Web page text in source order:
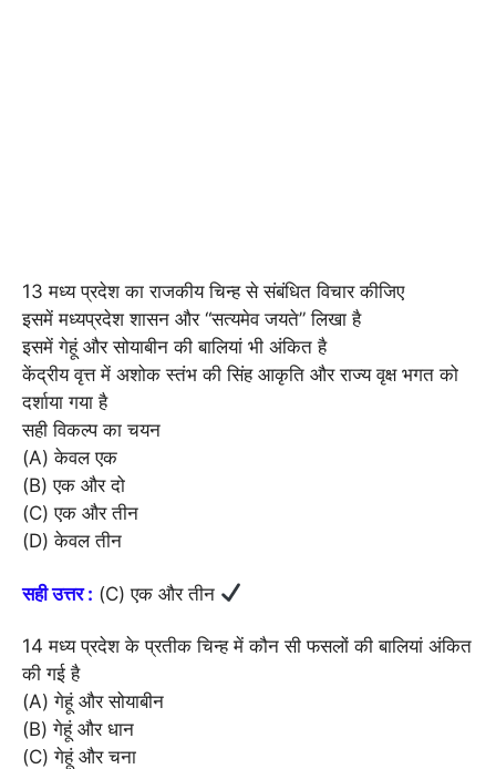
13 मध्य प्रदेश का राजकीय चिन्ह से संबंधित विचार कीजिए
इसमें मध्यप्रदेश शासन और “सत्यमेव जयते” लिखा है
इसमें गेहूं और सोयाबीन की बालियां भी अंकित है
केंद्रीय वृत्त में अशोक स्तंभ की सिंह आकृति और राज्य वृक्ष भगत को
दर्शाया गया है
सही विकल्प का चयन
(A) केवल एक
(B) एक और दो
(C) एक और तीन
(D) केवल तीन
सही उत्तर : (C) एक और तीन
14 मध्य प्रदेश के प्रतीक चिन्ह में कौन सी फसलों की बालियां अंकित
की गई है
(A) गेहूं और सोयाबीन
(B) गेहूं और धान
(C) गेहूं और चना